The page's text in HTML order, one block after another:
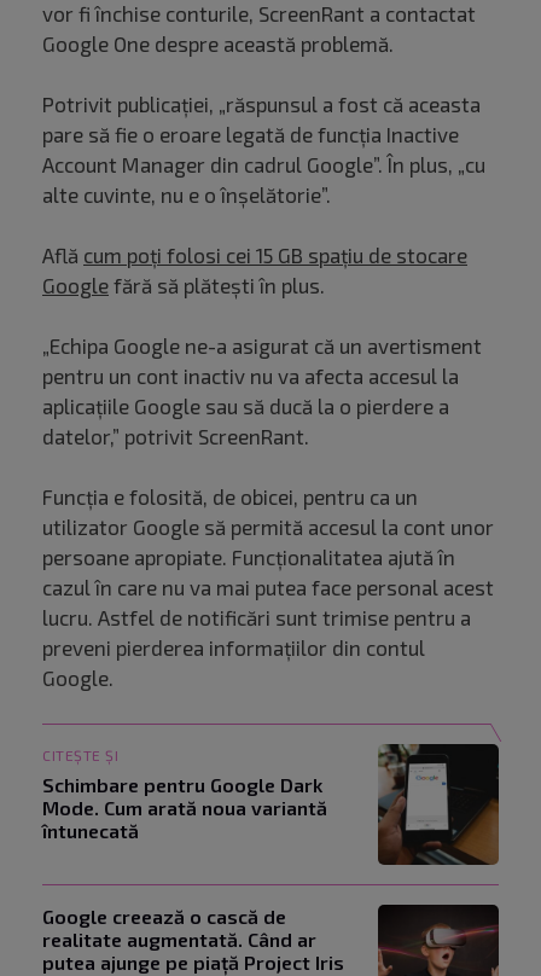
vor fi închise conturile, ScreenRant a contactat
Google One despre această problemă.
Potrivit publicației, „răspunsul a fost că aceasta
pare să fie o eroare legată de funcția Inactive
Account Manager din cadrul Google”. În plus, „cu
alte cuvinte, nu e o înșelătorie”.
Află cum poți folosi cei 15 GB spațiu de stocare
Google fără să plătești în plus.
„Echipa Google ne-a asigurat că un avertisment
pentru un cont inactiv nu va afecta accesul la
aplicațiile Google sau să ducă la o pierdere a
datelor,” potrivit ScreenRant.
Funcția e folosită, de obicei, pentru ca un
utilizator Google să permită accesul la cont unor
persoane apropiate. Funcționalitatea ajută în
cazul în care nu va mai putea face personal acest
lucru. Astfel de notificări sunt trimise pentru a
preveni pierderea informațiilor din contul
Google.
CITEȘTE ȘI
Schimbare pentru Google Dark
Mode. Cum arată noua variantă
întunecată
Google creează o cască de
realitate augmentată. Când ar
putea ajunge pe piață Project Iris